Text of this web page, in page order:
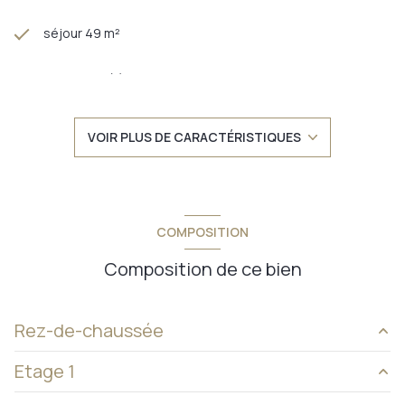
séjour 49 m²
6 chambre(s)
cuisine séparée (équipée)
Chauffage individuel : radiateur (fioul)
exposition Sud
VOIR PLUS DE CARACTÉRISTIQUES
COMPOSITION
Composition de ce bien
Rez-de-chaussée
cuisine
Etage 1